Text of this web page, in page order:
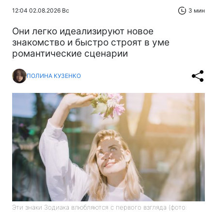
12:04 02.08.2026 Вс 3 мин
Они легко идеализируют новое
знакомство и быстро строят в уме
романтические сценарии
ПОЛИНА КУЗЕНКО
Эти знаки Зодиака влюбляются с первого взгляда (фото: